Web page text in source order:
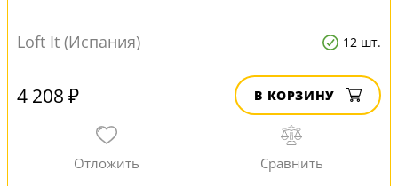
Loft It (Испания) 12 шт.
4 208 ₽ В КОРЗИНУ